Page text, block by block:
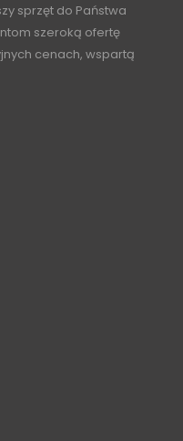
sprzęt do Państwa
szeroką ofertę
cenach, wspartą